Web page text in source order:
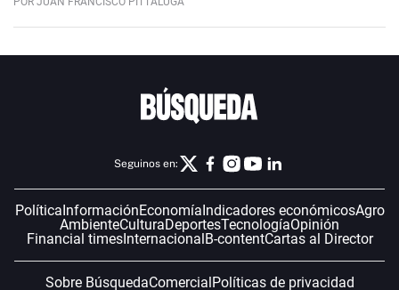
Seguinos en:
PolíticaInformaciónEconomíaIndicadores económicosAgro
AmbienteCulturaDeportesTecnologíaOpinión
Financial timesInternacionalB-contentCartas al Director
Sobre BúsquedaComercialPolíticas de privacidad